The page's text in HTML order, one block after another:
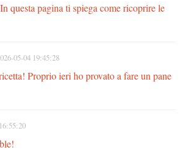
questa pagina ti spiega come ricoprire le
05-04 19:45:28
Proprio ieri ho provato a fare un pane